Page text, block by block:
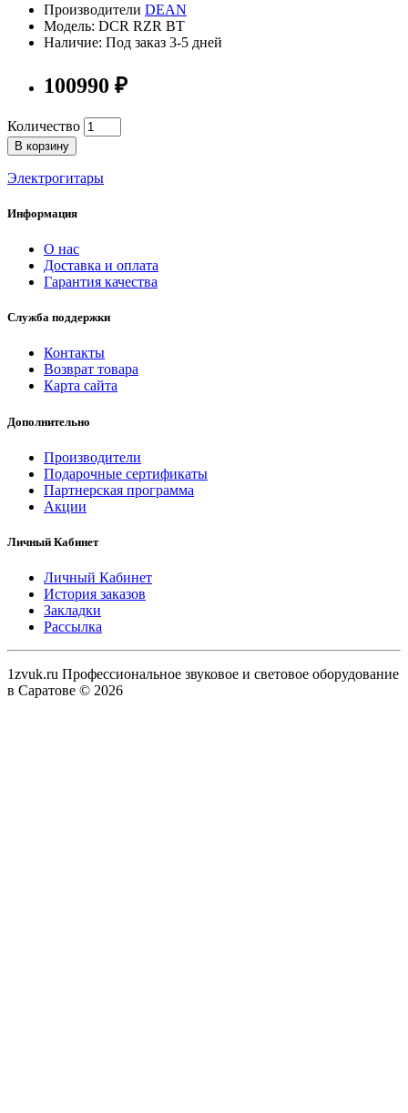
Производители DEAN
Модель: DCR RZR BT
Наличие: Под заказ 3-5 дней
100990 ₽
Количество
В корзину
Электрогитары
Информация
О нас
Доставка и оплата
Гарантия качества
Служба поддержки
Контакты
Возврат товара
Карта сайта
Дополнительно
Производители
Подарочные сертификаты
Партнерская программа
Акции
Личный Кабинет
Личный Кабинет
История заказов
Закладки
Рассылка
1zvuk.ru Профессиональное звуковое и световое оборудование
в Саратове © 2026